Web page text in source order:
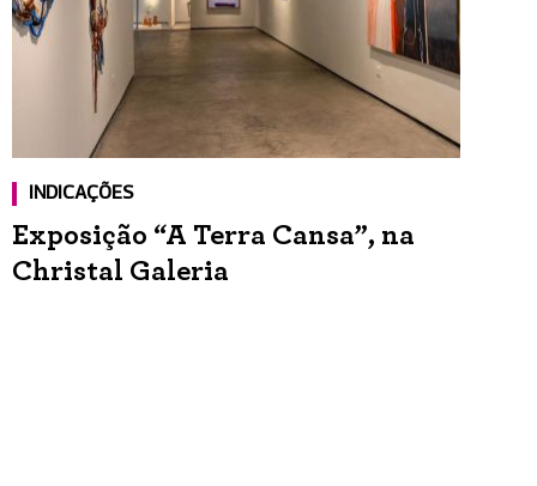
INDICAÇÕES
Exposição “A Terra Cansa”, na
Christal Galeria